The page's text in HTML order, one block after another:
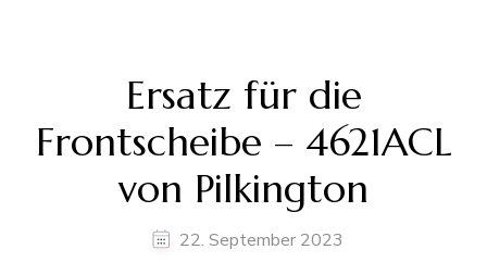
Ersatz für die
Frontscheibe – 4621ACL
von Pilkington
22. September 2023